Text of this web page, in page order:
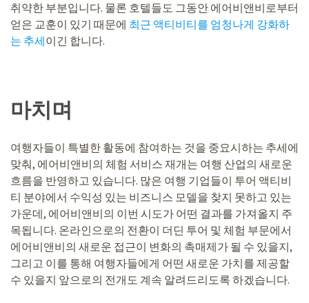
취약한 부분입니다. 물론 호텔들도 그동안 에어비앤비로부터
얻은 교훈이 있기 때문에 최근 액티비티를 엄청나게 강화하
는 추세이긴 합니다.
마치며
여행자들이 특별한 활동에 참여하는 것을 중요시하는 추세에
맞춰, 에어비앤비의 체험 서비스 재개는 여행 산업의 새로운
흐름을 반영하고 있습니다. 많은 여행 기업들이 투어 액티비
티 분야에서 수익성 있는 비즈니스 모델을 찾지 못하고 있는
가운데, 에어비앤비의 이번 시도가 어떤 결과를 가져올지 주
목됩니다. 온라인으로의 전환이 더딘 투어 및 체험 부문에서
에어비앤비의 새로운 접근이 변화의 촉매제가 될 수 있을지,
그리고 이를 통해 여행자들에게 어떤 새로운 가치를 제공할
수 있을지 앞으로의 전개도 계속 알려드리도록 하겠습니다.